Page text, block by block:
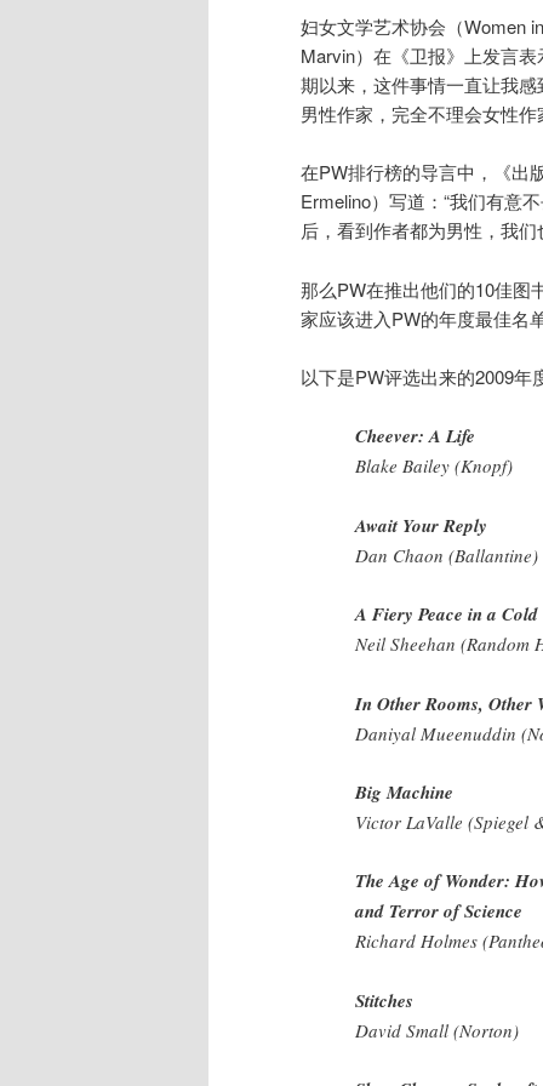
妇女文学艺术协会（Women
Marvin）在《卫报》上发言
期以来，这件事情一直让我
男性作家，完全不理会女性
在PW排行榜的导言中，《出
Ermelino）写道：“我们有意
后，看到作者都为男性，我们
那么PW在推出他们的10佳图
家应该进入PW的年度最佳名
以下是PW评选出来的2009
Cheever: A Life
Blake Bailey (Knopf)
Await Your Reply
Dan Chaon (Ballantine)
A Fiery Peace in a
Neil Sheehan (Random
In Other Rooms, Other
Daniyal Mueenuddin
Big Machine
Victor LaValle (Spiegel
The Age of Wonder:
and Terror of Science
Richard Holmes
Stitches
David Small (Norton)